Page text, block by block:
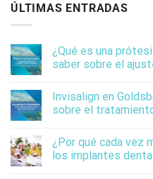
ÚLTIMAS ENTRADAS
¿Qué es una
saber sobre el
Invisalign en
sobre el
¿Por qué cada vez
los implantes